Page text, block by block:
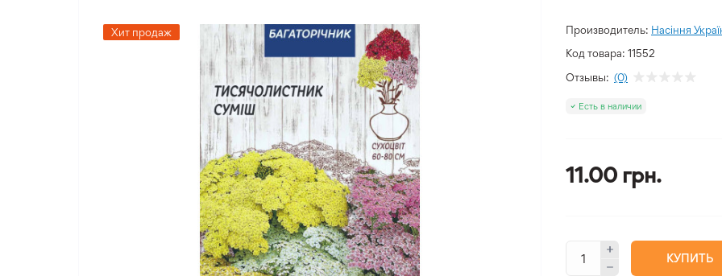
Хит продаж Производитель: Насіння
Код товара: 11552
Отзывы: (0)
Есть в наличии
11.00 грн.
КУПИТЬ